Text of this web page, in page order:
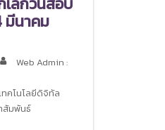
มีนาคม
Web Admin :
ทคโนโลยีดิจิทัล
สัมพันธ์